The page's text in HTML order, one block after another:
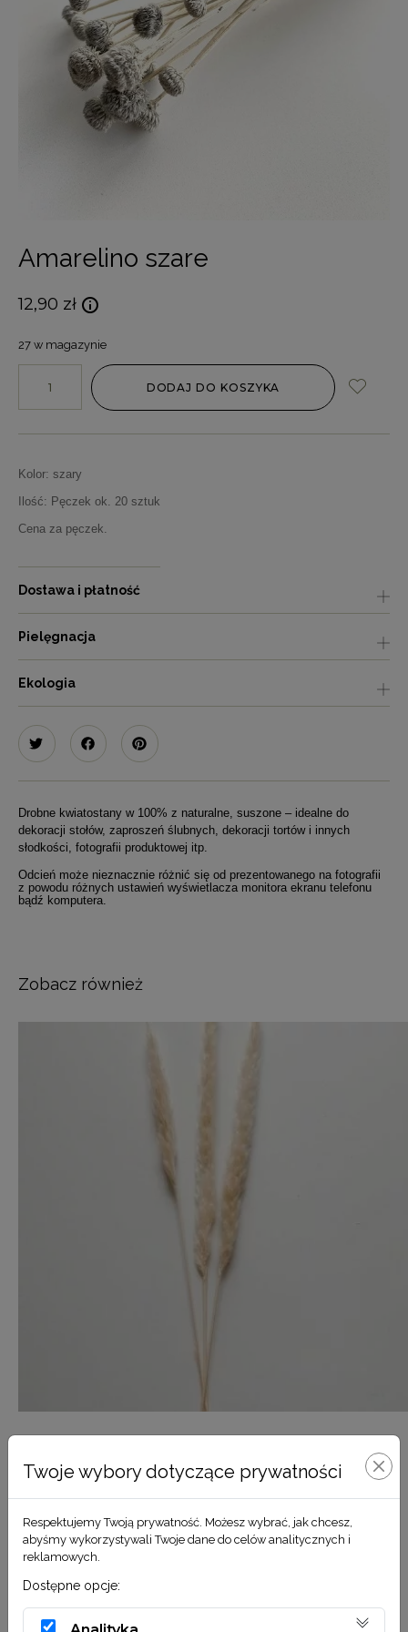
Amarelino szare
12,90 zł
27 w magazynie
DODAJ DO KOSZYKA
Kolor: szary
Ilość: Pęczek ok. 20 sztuk
Cena za pęczek.
Dostawa i płatność
Pielęgnacja
Ekologia
Drobne kwiatostany w 100% z naturalne, suszone – idealne do
dekoracji stołów, zaproszeń ślubnych, dekoracji tortów i innych
słodkości, fotografii produktowej itp.
Odcień może nieznacznie różnić się od prezentowanego na fotografii
z powodu różnych ustawień wyświetlacza monitora ekranu telefonu
bądź komputera.
Zobacz również
DODAJ DO KOSZYKA
Twoje wybory dotyczące prywatności
Respektujemy Twoją prywatność. Możesz wybrać, jak chcesz,
abyśmy wykorzystywali Twoje dane do celów analitycznych i
reklamowych.
Dostępne opcje: